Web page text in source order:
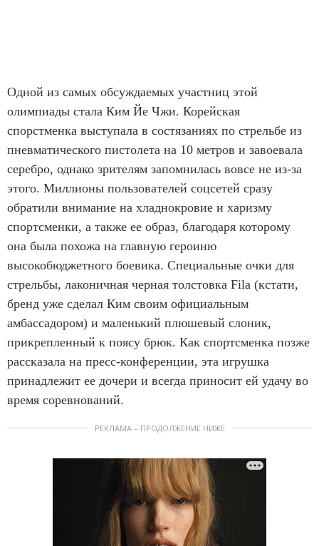
Одной из самых обсуждаемых участниц этой
олимпиады стала Ким Йе Чжи. Корейская
спорстменка выступала в состязаниях по стрельбе из
пневматического пистолета на 10 метров и завоевала
серебро, однако зрителям запомнилась вовсе не из-за
этого. Миллионы пользователей соцсетей сразу
обратили внимание на хладнокровие и харизму
спортсменки, а также ее образ, благодаря которому
она была похожа на главную героиню
высокобюджетного боевика. Специальные очки для
стрельбы, лаконичная черная толстовка Fila (кстати,
бренд уже сделал Ким своим официальным
амбассадором) и маленький плюшевый слоник,
прикрепленный к поясу брюк. Как спортсменка позже
рассказала на пресс-конференции, эта игрушка
принадлежит ее дочери и всегда приносит ей удачу во
время соревнований.
РЕКЛАМА – ПРОДОЛЖЕНИЕ НИЖЕ